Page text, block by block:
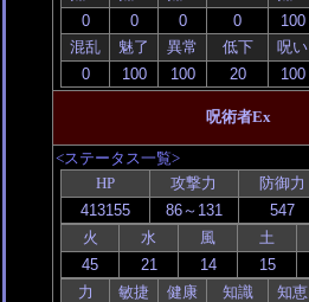
混乱 魅了 異常 低下 呪い
呪術者Ex
<ステータス一覧>
HP
攻撃力 防御力
火 水 風 土
力 敏捷 健康 知識 知恵